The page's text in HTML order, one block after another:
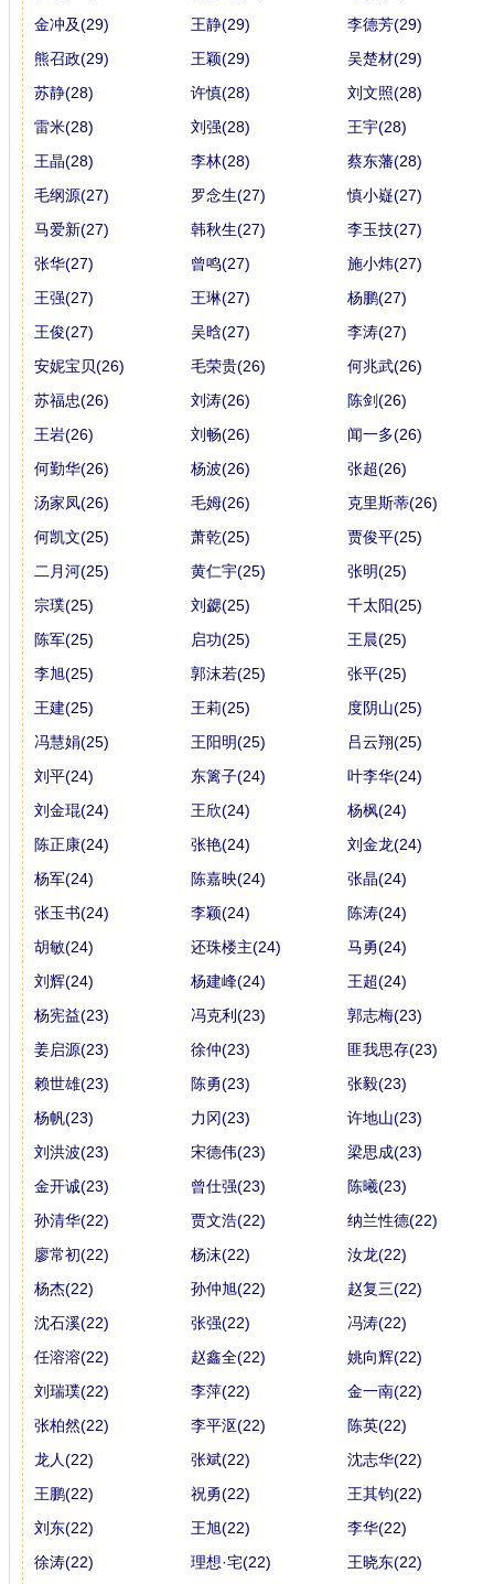
金冲及(29)
王静(29)
李德芳(29)
熊召政(29)
王颖(29)
吴楚材(29)
苏静(28)
许慎(28)
刘文照(28)
雷米(28)
刘强(28)
王宇(28)
王晶(28)
李林(28)
蔡东藩(28)
毛纲源(27)
罗念生(27)
慎小嶷(27)
马爱新(27)
韩秋生(27)
李玉技(27)
张华(27)
曾鸣(27)
施小炜(27)
王强(27)
王琳(27)
杨鹏(27)
王俊(27)
吴晗(27)
李涛(27)
安妮宝贝(26)
毛荣贵(26)
何兆武(26)
苏福忠(26)
刘涛(26)
陈剑(26)
王岩(26)
刘畅(26)
闻一多(26)
何勤华(26)
杨波(26)
张超(26)
汤家凤(26)
毛姆(26)
克里斯蒂(26)
何凯文(25)
萧乾(25)
贾俊平(25)
二月河(25)
黄仁宇(25)
张明(25)
宗璞(25)
刘勰(25)
千太阳(25)
陈军(25)
启功(25)
王晨(25)
李旭(25)
郭沫若(25)
张平(25)
王建(25)
王莉(25)
度阴山(25)
冯慧娟(25)
王阳明(25)
吕云翔(25)
刘平(24)
东篱子(24)
叶李华(24)
刘金琨(24)
王欣(24)
杨枫(24)
陈正康(24)
张艳(24)
刘金龙(24)
杨军(24)
陈嘉映(24)
张晶(24)
张玉书(24)
李颖(24)
陈涛(24)
胡敏(24)
还珠楼主(24)
马勇(24)
刘辉(24)
杨建峰(24)
王超(24)
杨宪益(23)
冯克利(23)
郭志梅(23)
姜启源(23)
徐仲(23)
匪我思存(23)
赖世雄(23)
陈勇(23)
张毅(23)
杨帆(23)
力冈(23)
许地山(23)
刘洪波(23)
宋德伟(23)
梁思成(23)
金开诚(23)
曾仕强(23)
陈曦(23)
孙清华(22)
贾文浩(22)
纳兰性德(22)
廖常初(22)
杨沫(22)
汝龙(22)
杨杰(22)
孙仲旭(22)
赵复三(22)
沈石溪(22)
张强(22)
冯涛(22)
任溶溶(22)
赵鑫全(22)
姚向辉(22)
刘瑞璞(22)
李萍(22)
金一南(22)
张柏然(22)
李平沤(22)
陈英(22)
龙人(22)
张斌(22)
沈志华(22)
王鹏(22)
祝勇(22)
王其钧(22)
刘东(22)
王旭(22)
李华(22)
徐涛(22)
理想·宅(22) 王晓东(22)